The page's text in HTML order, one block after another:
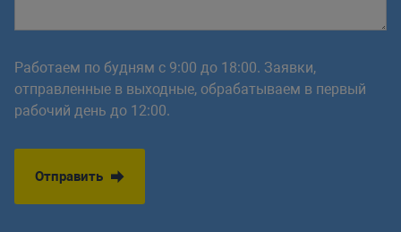
Работаем по будням с 9:00 до 18:00. Заявки,
отправленные в выходные, обрабатываем в первый
рабочий день до 12:00.
Отправить